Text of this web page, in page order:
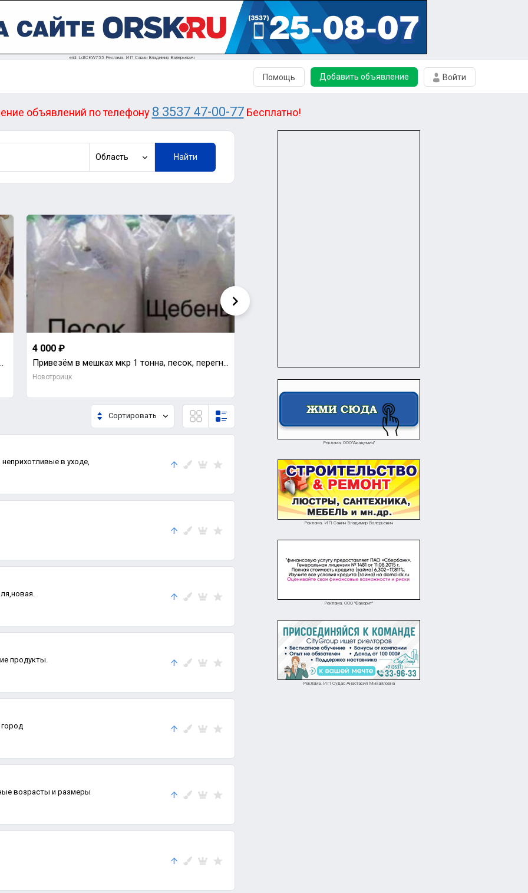
erid: LdtCKW755 Реклама. ИП Савин Владимир Валерьевич
Помощь Добавить объявление Войти
объявлений по телефону 8 3537 47-00-77Бесплатно!
Область Найти
жирные, средней жирности - 650 р/кг ,
4 000 ₽
Привезём в мешках мкр 1 тонна, песок, перегной, г.
Новотроицк
Сортировать
в уходе,
продукты.
город
возрасты и размеры
Реклама. ООО"Академия"
Реклама. ИП Савин Владимир Валерьевич
Реклама. ООО "Фаворит"
Реклама. ИП Судас Анастасия Михайловна